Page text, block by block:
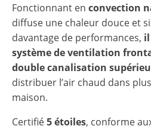
Fonctionnant en convection
diffuse une chaleur douce et
davantage de performances,
système de ventilation
double canalisation
distribuer l’air chaud dans
maison.
Certifié5 étoiles, conforme